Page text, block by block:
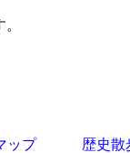
ップ 歴史散